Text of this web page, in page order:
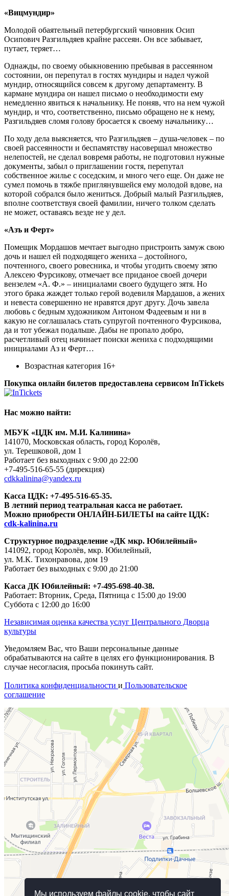
Мы используем файлы cookie, чтобы сайт
«Вицмундир»
Молодой обаятельный петербургский чиновник Осип
Осипович Разгильдяев крайне рассеян. Он все забывает,
путает, теряет…
Однажды, по своему обыкновению пребывая в рассеянном
состоянии, он перепутал в гостях мундиры и надел чужой
мундир, относящийся совсем к другому департаменту. В
кармане мундира он нашел письмо о необходимости ему
немедленно явиться к начальнику. Не поняв, что на нем чужой
мундир, и что, соответственно, письмо обращено не к нему,
Разгильдяев сломя голову бросается к своему начальнику…
По ходу дела выясняется, что Разгильдяев – душа-человек – по
своей рассеянности и беспамятству насовершал множество
нелепостей, не сделал вовремя работы, не подготовил нужные
документы, забыл о приглашении гостя, перепутал
собственное жилье с соседским, и много чего еще. Он даже не
сумел помочь в тяжбе приглянувшейся ему молодой вдове, на
которой собрался было жениться. Добрый малый Разгильдяев,
вполне соответствуя своей фамилии, ничего толком сделать
не может, оставаясь везде не у дел.
«Азъ и Ферт»
Помещик Мордашов мечтает выгодно пристроить замуж свою
дочь и нашел ей подходящего жениха – достойного,
почтенного, своего ровесника, и чтобы угодить своему зятю
Алексею Фурсикову, отмечает все приданое своей дочери
вензелем «А. Ф.» – инициалами своего будущего зятя. Но
этого брака жаждет только герой водевиля Мардашов, а жених
и невеста совершенно не нравятся друг другу. Дочь завела
любовь с бедным художником Антоном Фадеевым и ни в
какую не соглашалась стать супругой почтенного Фурсикова,
да и тот убежал подальше. Дабы не пропало добро,
расчетливый отец начинает поиски жениха с подходящими
инициалами Аз и Ферт…
Возрастная категория 16+
Покупка онлайн билетов предоставлена сервисом InTickets
Нас можно найти:
МБУК «ЦДК им. М.И. Калинина»
141070, Московская область, город Королёв,
ул. Терешковой, дом 1
Работает без выходных с 9:00 до 22:00
+7-495-516-65-55 (дирекция)
cdkkalinina@yandex.ru
Касса ЦДК: +7-495-516-65-35.
В летний период театральная касса не работает.
Можно приобрести ОНЛАЙН-БИЛЕТЫ на сайте ЦДК:
cdk-kalinina.ru
Структурное подразделение «ДК мкр. Юбилейный»
141092, город Королёв, мкр. Юбилейный,
ул. М.К. Тихонравова, дом 19
Работает без выходных с 9:00 до 21:00
Касса ДК Юбилейный: +7-495-698-40-38.
Работает: Вторник, Среда, Пятница с 15:00 до 19:00
Суббота с 12:00 до 16:00
Независимая оценка качества услуг Центрального Дворца
культуры
Уведомляем Вас, что Ваши персональные данные
обрабатываются на сайте в целях его функционирования. В
случае несогласия, просьба покинуть сайт.
Политика конфиденциальности и Пользовательское
соглашение